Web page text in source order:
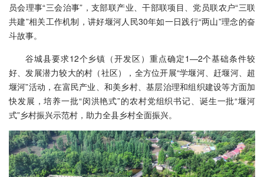
员会理事“三会治事”，支部联产业、干部联项目、党员联农户“三联
共建”相关工作机制，讲好堰河人民30年如一日践行“两山”理念的奋
斗故事。
谷城县要求12个乡镇（开发区）重点确定1—2个基础条件较
好、发展潜力较大的村（社区），全方位开展“学堰河、赶堰河、超
堰河”活动，在富民产业、和美乡村、基层治理和组织建设等方面加
快发展，培养一批“闵洪艳式”的农村党组织书记、诞生一批“堰河
式”乡村振兴示范村，助力全县乡村全面振兴。